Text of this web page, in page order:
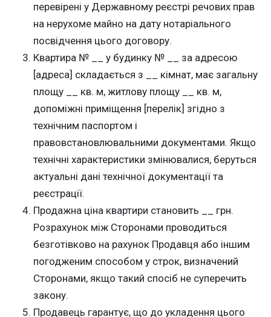
перевірені у Державному реєстрі речових прав
на нерухоме майно на дату нотаріального
посвідчення цього договору.
Квартира № __ у будинку № __ за адресою
[адреса] складається з __ кімнат, має загальну
площу __ кв. м, житлову площу __ кв. м,
допоміжні приміщення [перелік] згідно з
технічним паспортом і
правовстановлювальними документами. Якщо
технічні характеристики змінювалися, беруться
актуальні дані технічної документації та
реєстрації.
Продажна ціна квартири становить __ грн.
Розрахунок між Сторонами проводиться
безготівково на рахунок Продавця або іншим
погодженим способом у строк, визначений
Сторонами, якщо такий спосіб не суперечить
закону.
Продавець гарантує, що до укладення цього